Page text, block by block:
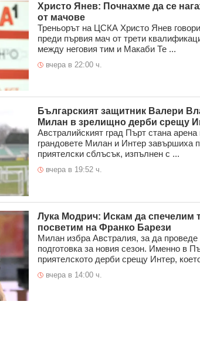
Христо Янев: Почнахме да се
от мачове
Треньорът на ЦСКА Христо Янев
преди първия мач от трети
между неговия тим и Макаби Те ...
вчера в 22:00 ч.
Българският защитник Валери
Милан в зрелищно дерби срещу
Австралийският град Пърт стана
грандовете Милан и Интер завършиха
приятелски сблъсък, изпълнен с ...
вчера в 19:52 ч.
Лука Модрич: Искам да спечелим
посветим на Франко Барези
Милан избра Австралия, за да проведе
подготовка за новия сезон. Именно в
приятелското дерби срещу Интер,
вчера в 14:00 ч.